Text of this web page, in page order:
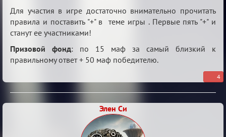
Для участия в игре достаточно внимательно прочитать
правила и поставить "+" в теме игры . Первые пять "+" и
станут ее участниками!
Призовой фонд: по 15 маф за самый близкий к
правильному ответ + 50 маф победителю.
4
Элен Си